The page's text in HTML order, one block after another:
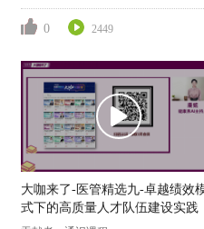
0 2449
大咖来了-医管精选九-卓越绩效
式下的高质量人才队伍建设实践